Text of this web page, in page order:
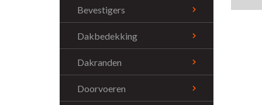
Bevestigers
Dakbedekking
Dakranden
Doorvoeren